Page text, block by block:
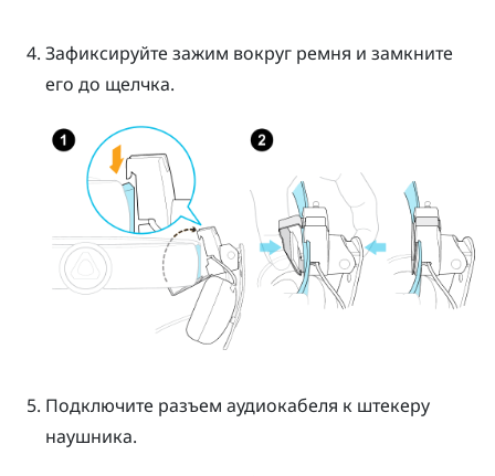
Зафиксируйте зажим вокруг ремня и замкните
его до щелчка.
Подключите разъем аудиокабеля к штекеру
наушника.